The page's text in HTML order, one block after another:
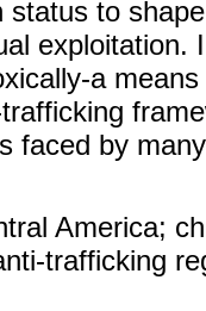
status to
exploitation.
a
faced by
America;
trafficking